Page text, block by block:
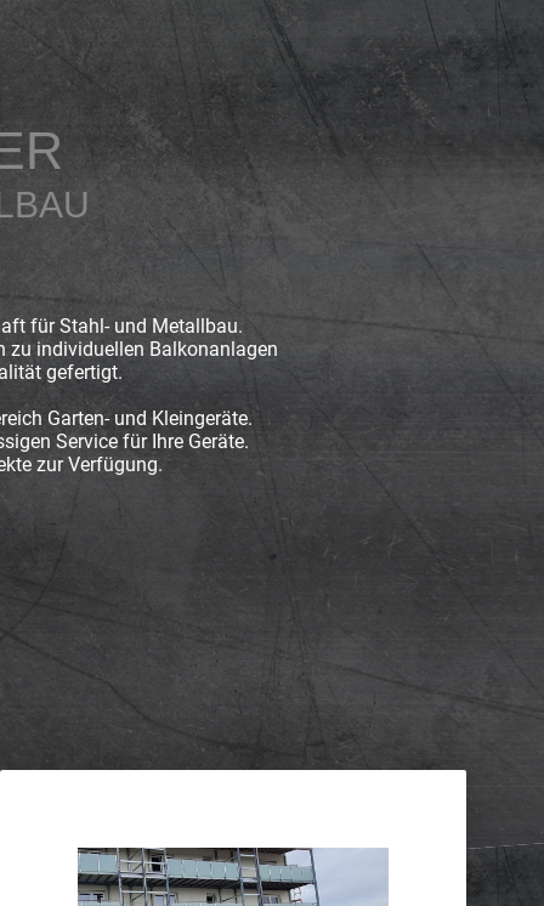
für Stahl- und Metallbau.
zu individuellen Balkonanlagen
gefertigt.
Garten- und Kleingeräte.
Service für Ihre Geräte.
zur Verfügung.